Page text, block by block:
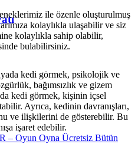
ile özenle oluşturulmuş
kolaylıkla ulaşabilir ve siz
kolaylıkla sahip olabilir,
bulabilirsiniz.
kedi görmek​, psikolojik ve
bağımsızlık ve gizem
kedi görmek, kişinin içsel
Ayrıca, kedinin davranışları,
ve ilişkilerini de gösterebilir. Bu
işaret edebilir.
– Oyun Oyna Ücretsiz Bütün